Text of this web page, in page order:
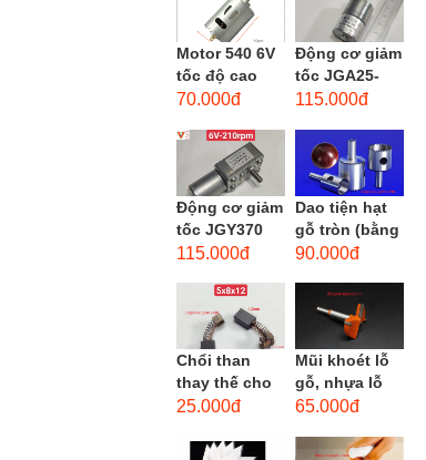
cạnh,...
Motor 540 6V
tốc độ cao
20.000 vòng/
torque
70.000đ
Động cơ giảm
tốc JGA25-
310 6-12 VDC.
mini JGA25-
310
115.000đ
Động cơ giảm
tốc JGY370
DC bánh răng
men xoắn
cao...
115.000đ
Dao tiện hạt
gỗ tròn (bằng
thép trắng)
90.000đ
Chổi than
thay thế cho
động cơ, chổi
motor máy
25.000đ
Mũi khoét lỗ
gỗ, nhựa lỗ
lớn D40mm-
opener)
65.000đ